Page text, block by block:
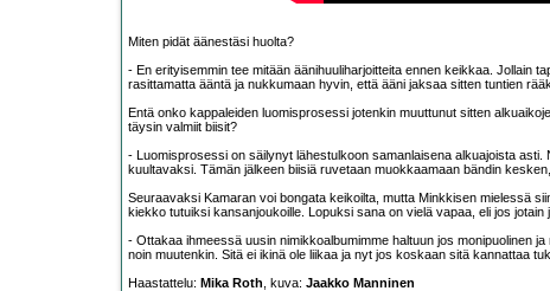
Miten pidät äänestäsi huolta?
- En erityisemmin tee mitään äänihuuliharjoitteita ennen keikkaa. Jollain
rasittamatta ääntä ja nukkumaan hyvin, että ääni jaksaa sitten tuntien
Entä onko kappaleiden luomisprosessi jotenkin muuttunut sitten
täysin valmiit biisit?
- Luomisprosessi on säilynyt lähestulkoon samanlaisena alkuajoista
kuultavaksi. Tämän jälkeen biisiä ruvetaan muokkaamaan bändin
Seuraavaksi Kamaran voi bongata keikoilta, mutta Minkkisen mielessä
kiekko tutuiksi kansanjoukoille. Lopuksi sana on vielä vapaa, eli jos jotain
- Ottakaa ihmeessä uusin nimikkoalbumimme haltuun jos monipuolinen
noin muutenkin. Sitä ei ikinä ole liikaa ja nyt jos koskaan sitä kannattaa
Haastattelu: Mika Roth, kuva: Jaakko Manninen